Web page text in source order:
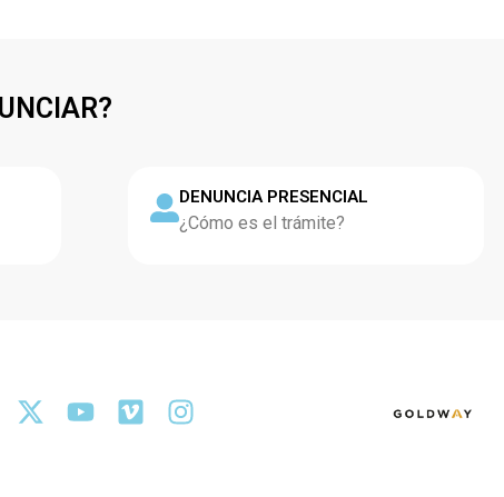
DENUNCIA PRESENCIAL
¿Cómo es el trámite?